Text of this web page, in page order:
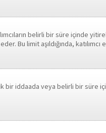
belirli bir süre içinde
Bu limit aşıldığında,
bir iddaada veya belirli bir